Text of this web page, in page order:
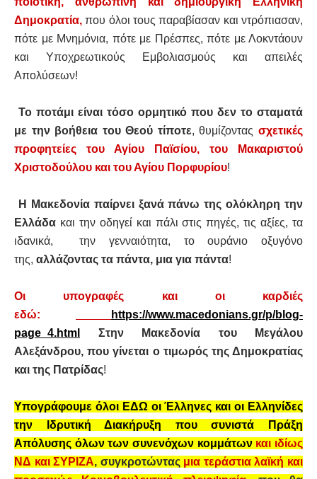
Δημοκρατία, που όλοι τους παραβίασαν και ντρόπιασαν,
πότε με Μνημόνια, πότε με Πρέσπες, πότε με Λοκντάουν
και Υποχρεωτικούς Εμβολιασμούς και απειλές
Απολύσεων!
Το ποτάμι είναι τόσο ορμητικό που δεν το σταματά
με την βοήθεια του Θεού τίποτε, θυμίζονταςσχετικές
προφητείες του Αγίου Παϊσίου, του Μακαριστού
Χριστοδούλου και του Αγίου Πορφυρίου!
Η Μακεδονία παίρνει ξανά πάνω της ολόκληρη την
Ελλάδα και την οδηγεί και πάλι στις πηγές, τις αξίες, τα
ιδανικά, την γενναιότητα, το ουράνιο οξυγόνο
της, αλλάζοντας τα πάντα, μια για πάντα!
Οι υπογραφές και οι καρδιές
εδώ:
https://www.macedonians.gr/p/blog-
page_4.html
Στην Μακεδονία του Μεγάλου
Αλεξάνδρου, που γίνεται ο τιμωρός της Δημοκρατίας
και της Πατρίδας!
Υπογράφουμε όλοι ΕΔΩ οι Έλληνες και οι Ελληνίδες
την Ιδρυτική Διακήρυξη που συνιστά Πράξη
Απόλυσης όλων των συνενόχων κομμάτωνκαι ιδίως
ΝΔ και ΣΥΡΙΖΑ, συγκροτώντας μια τεράστια λαϊκή και